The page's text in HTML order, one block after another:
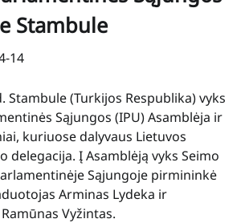
Stambule
14
Stambule (Turkijos Respublika) vyks
Sąjungos (IPU) Asamblėja ir
kuriuose dalyvaus Lietuvos
delegacija. Į Asamblėją vyks Seimo
Sąjungoje pirmininkė
Arminas Lydeka ir
Vyžintas.